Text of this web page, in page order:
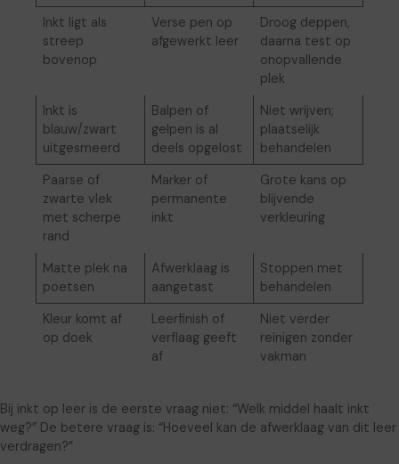
Inkt ligt als
streep
bovenop
Verse pen op
afgewerkt leer
Droog deppen,
daarna test op
onopvallende
plek
Inkt is
blauw/zwart
uitgesmeerd
Balpen of
gelpen is al
deels opgelost
Niet wrijven;
plaatselijk
behandelen
Paarse of
zwarte vlek
met scherpe
rand
Marker of
permanente
inkt
Grote kans op
blijvende
verkleuring
Matte plek na
poetsen
Afwerklaag is
aangetast
Stoppen met
behandelen
Kleur komt af
op doek
Leerfinish of
verflaag geeft
af
Niet verder
reinigen zonder
vakman
Bij inkt op leer is de eerste vraag niet: “Welk middel haalt inkt
weg?” De betere vraag is: “Hoeveel kan de afwerklaag van dit leer
verdragen?”